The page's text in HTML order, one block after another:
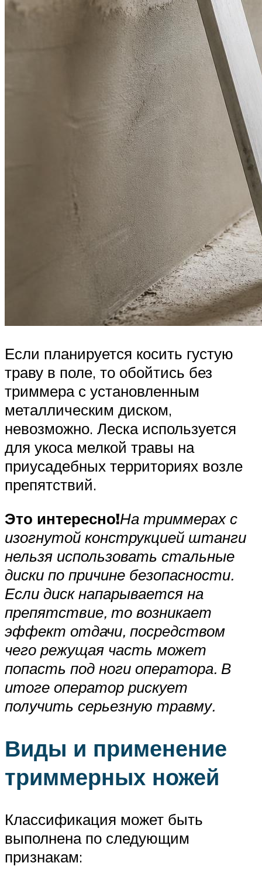
Если планируется косить густую
траву в поле, то обойтись без
триммера с установленным
металлическим диском,
невозможно. Леска используется
для укоса мелкой травы на
приусадебных территориях возле
препятствий.
Это интересно!На триммерах с
изогнутой конструкцией штанги
нельзя использовать стальные
диски по причине безопасности.
Если диск напарывается на
препятствие, то возникает
эффект отдачи, посредством
чего режущая часть может
попасть под ноги оператора. В
итоге оператор рискует
получить серьезную травму.
Виды и применение
триммерных ножей
Классификация может быть
выполнена по следующим
признакам: